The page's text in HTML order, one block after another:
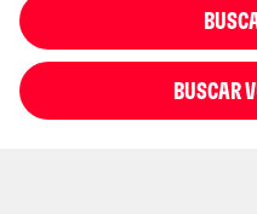
BUSCAR